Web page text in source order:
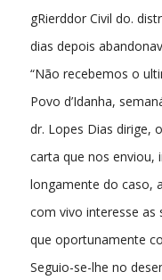
gRierddor Civil do.
dias depois
“Não recebemos o
Povo d’Idanha,
dr. Lopes Dias dirige,
carta que nos enviou,
longamente do caso,
com vivo interesse as
que oportunamente
Seguio-se-lhe no